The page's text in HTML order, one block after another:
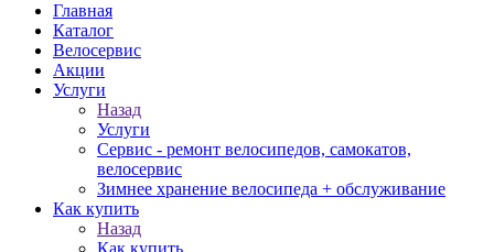
Главная
Каталог
Велосервис
Акции
Услуги
Назад
Услуги
Сервис - ремонт велосипедов, самокатов,
велосервис
Зимнее хранение велосипеда + обслуживание
Как купить
Назад
Как купить